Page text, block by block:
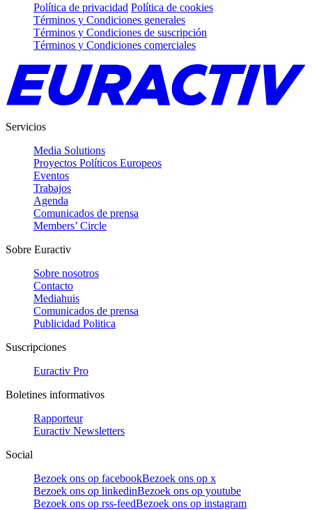
Política de privacidad Política de cookies
Términos y Condiciones generales
Términos y Condiciones de suscripción
Términos y Condiciones comerciales
Servicios
Media Solutions
Proyectos Políticos Europeos
Eventos
Trabajos
Agenda
Comunicados de prensa
Members’ Circle
Sobre Euractiv
Sobre nosotros
Contacto
Mediahuis
Comunicados de prensa
Publicidad Politica
Suscripciones
Euractiv Pro
Boletines informativos
Rapporteur
Euractiv Newsletters
Social
Bezoek ons op facebookBezoek ons op x
Bezoek ons op linkedinBezoek ons op youtube
Bezoek ons op rss-feedBezoek ons op instagram